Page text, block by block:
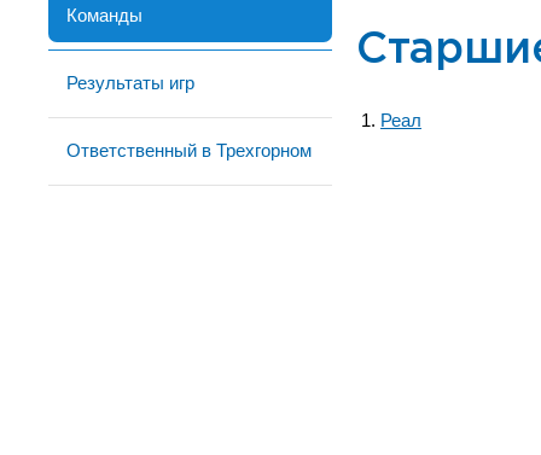
Команды
Результаты игр
Ответственный в Трехгорном
Реал